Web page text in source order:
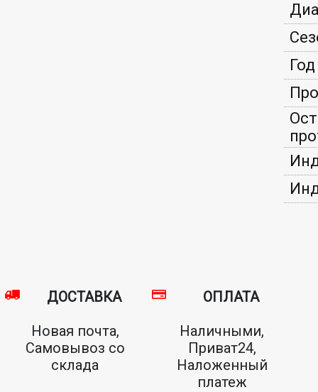
ДОСТАВКА
Новая почта,
Самовывоз со
склада
ОПЛАТА
Наличными,
Приват24,
Наложенный
платеж